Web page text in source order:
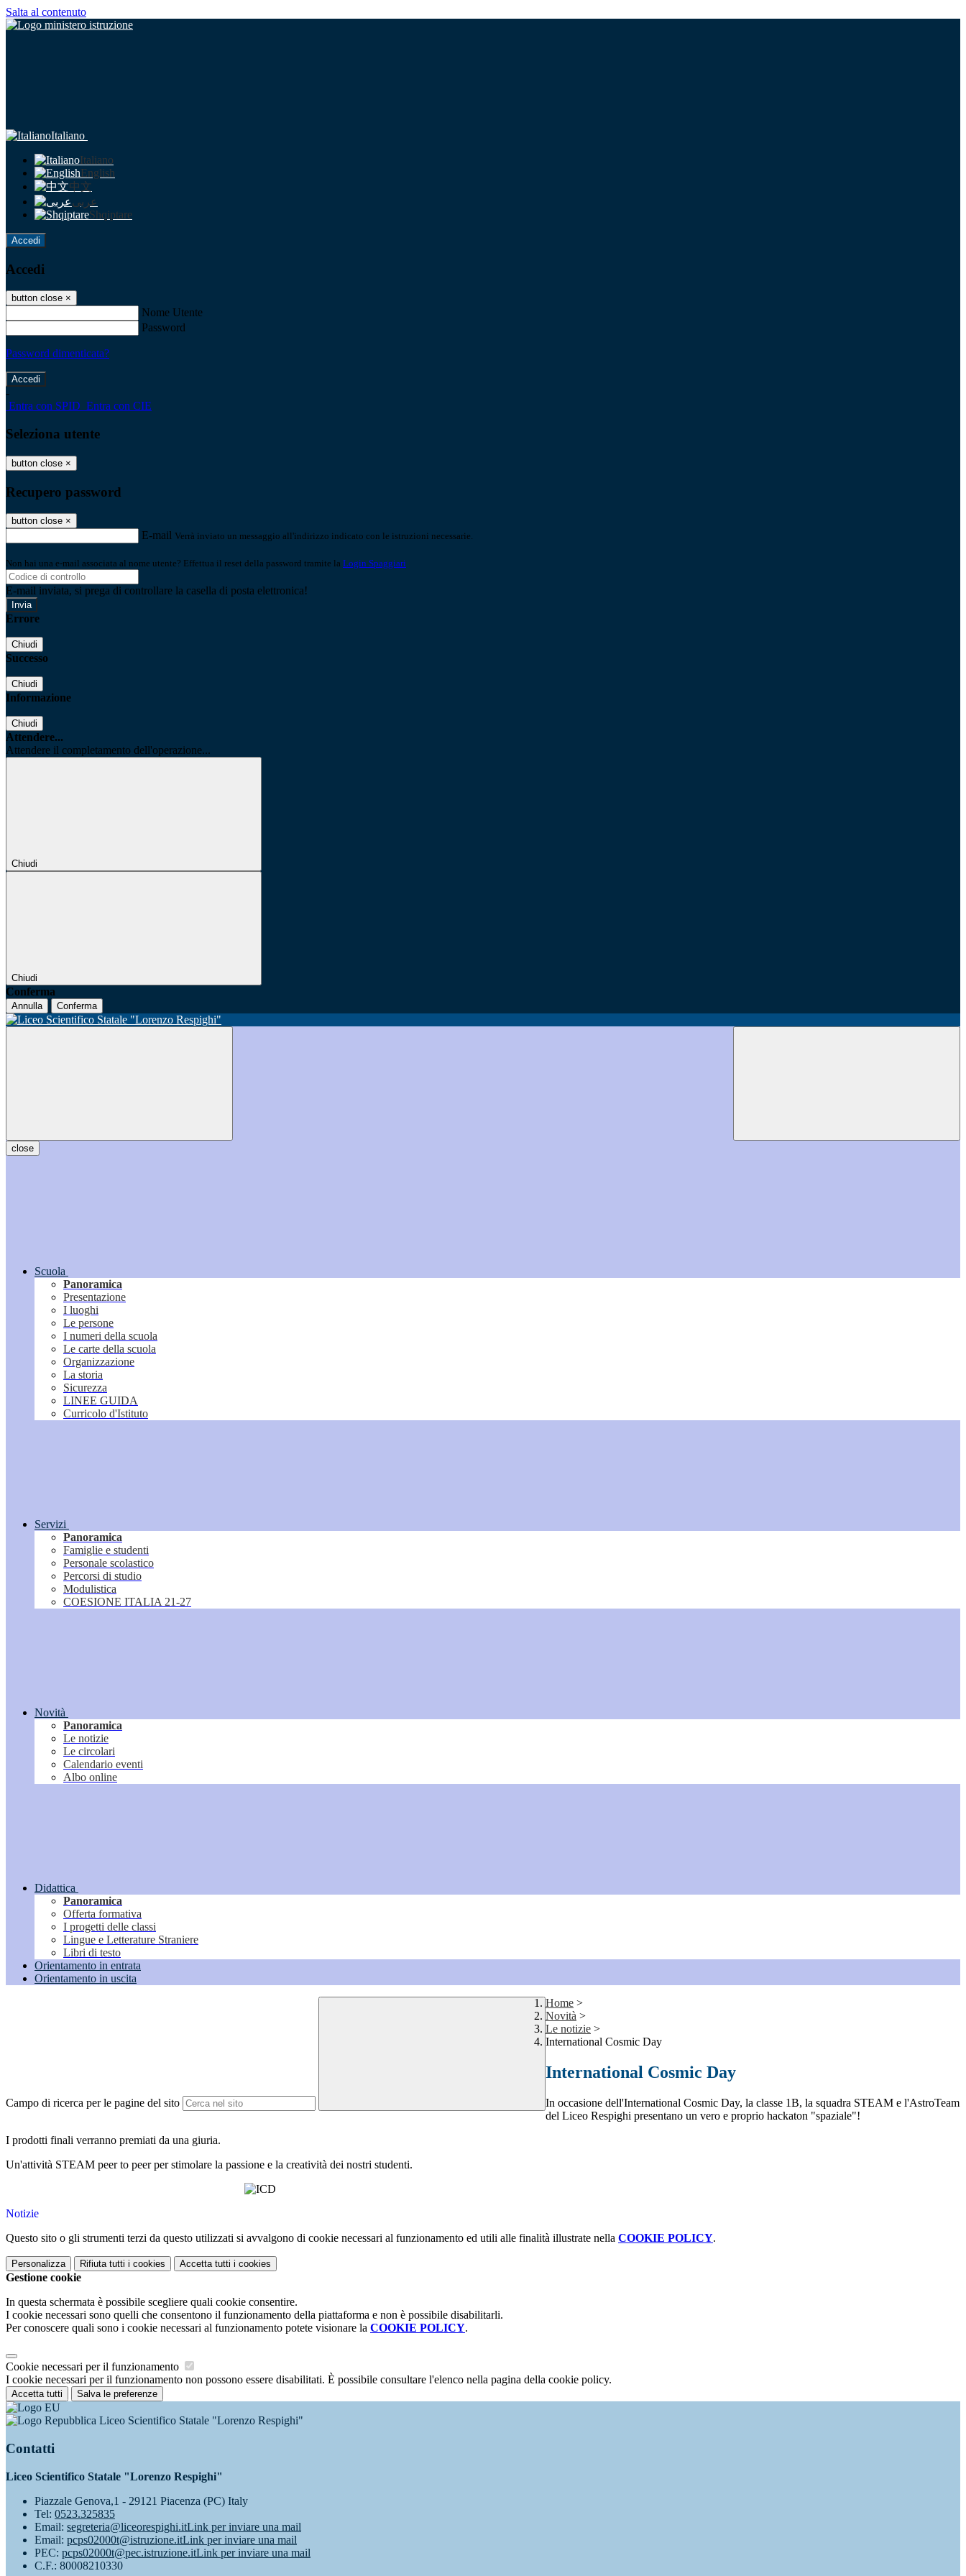
Salta al contenuto
Italiano
Italiano
English
中文
عربى
Shqiptare
Accedi
Accedi
button close ×
Nome Utente
Password
Password dimenticata?
-
Entra con SPID Entra con CIE
Seleziona utente
button close ×
Recupero password
button close ×
E-mail Verrà inviato un messaggio all'indirizzo indicato con le istruzioni necessarie.
Non hai una e-mail associata al nome utente? Effettua il reset della password tramite la Login Spaggiari
E-mail inviata, si prega di controllare la casella di posta elettronica!
Errore
Chiudi
Successo
Chiudi
Informazione
Chiudi
Attendere...
Attendere il completamento dell'operazione...
Chiudi
Chiudi
Conferma
Annulla Conferma
close
Scuola
Panoramica
Presentazione
I luoghi
Le persone
I numeri della scuola
Le carte della scuola
Organizzazione
La storia
Sicurezza
LINEE GUIDA
Curricolo d'Istituto
Servizi
Panoramica
Famiglie e studenti
Personale scolastico
Percorsi di studio
Modulistica
COESIONE ITALIA 21-27
Novità
Panoramica
Le notizie
Le circolari
Calendario eventi
Albo online
Didattica
Panoramica
Offerta formativa
I progetti delle classi
Lingue e Letterature Straniere
Libri di testo
Orientamento in entrata
Orientamento in uscita
Campo di ricerca per le pagine del sito
Home >
Novità >
Le notizie >
International Cosmic Day
International Cosmic Day
In occasione dell'International Cosmic Day, la classe 1B, la squadra STEAM e l'AstroTeam
del Liceo Respighi presentano un vero e proprio hackaton "spaziale"!
I prodotti finali verranno premiati da una giuria.
Un'attività STEAM peer to peer per stimolare la passione e la creatività dei nostri studenti.
Notizie
Questo sito o gli strumenti terzi da questo utilizzati si avvalgono di cookie necessari al funzionamento ed utili alle finalità illustrate nella COOKIE POLICY.
Personalizza Rifiuta tutti i cookies Accetta tutti i cookies
Gestione cookie
In questa schermata è possibile scegliere quali cookie consentire.
I cookie necessari sono quelli che consentono il funzionamento della piattaforma e non è possibile disabilitarli.
Per conoscere quali sono i cookie necessari al funzionamento potete visionare la COOKIE POLICY.
Cookie necessari per il funzionamento
I cookie necessari per il funzionamento non possono essere disabilitati. È possibile consultare l'elenco nella pagina della cookie policy.
Accetta tutti Salva le preferenze
Liceo Scientifico Statale "Lorenzo Respighi"
Contatti
Liceo Scientifico Statale "Lorenzo Respighi"
Piazzale Genova,1 - 29121 Piacenza (PC) Italy
Tel: 0523.325835
Email: segreteria@liceorespighi.itLink per inviare una mail
Email: pcps02000t@istruzione.itLink per inviare una mail
PEC: pcps02000t@pec.istruzione.itLink per inviare una mail
C.F.: 80008210330